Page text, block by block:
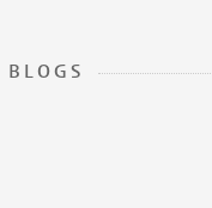
BLOGS